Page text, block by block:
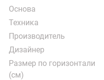
Основа
Техника
Производитель
Дизайнер
Размер по горизонтали
(см)